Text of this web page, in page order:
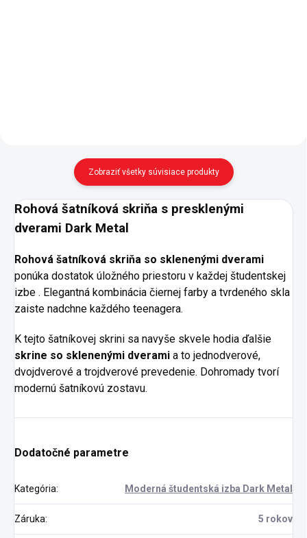
Zobraziť všetky súvisiace produkty
Rohová šatníková skriňa s presklenými
dverami Dark Metal
Rohová šatníková skriňa so sklenenými dverami
ponúka dostatok úložného priestoru v každej študentskej
izbe . Elegantná kombinácia čiernej farby a tvrdeného skla
zaiste nadchne každého teenagera.
K tejto šatníkovej skrini sa navyše skvele hodia ďalšie
skrine so sklenenými dverami a to jednodverové,
dvojdverové a trojdverové prevedenie. Dohromady tvorí
modernú šatníkovú zostavu.
Dodatočné parametre
Kategória: Moderná študentská izba Dark Metal
Záruka: 5 rokov